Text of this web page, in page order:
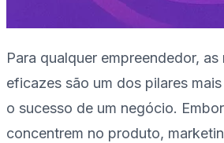
Para qualquer empreendedor,
eficazes são um dos pilares
o sucesso de um negócio.
concentrem no produto,